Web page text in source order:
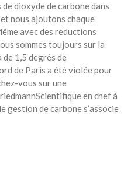
dioxyde de carbone dans
nous ajoutons chaque
avec des réductions
sommes toujours sur la
1,5 degrés de
de Paris a été violée pour
vous sur une
en chef à
gestion de carbone s’associe